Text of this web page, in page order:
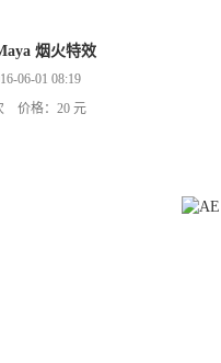
烟火特效
06-01 08:19
价格：20 元